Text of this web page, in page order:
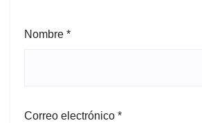
Nombre *
Correo electrónico *